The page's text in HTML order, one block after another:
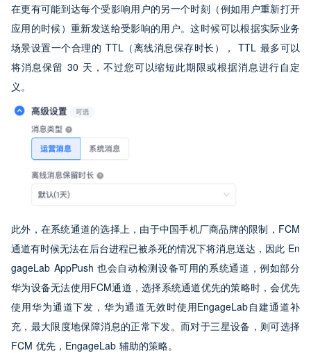
在更有可能到达每个受影响用户的另一个时刻（例如用户重新打开
应用的时候）重新发送给受影响的用户。这时候可以根据实际业务
场景设置一个合理的 TTL（离线消息保存时长）， TTL 最多可以
将消息保留 30 天，不过您可以缩短此期限或根据消息进行自定
义。
此外，在系统通道的选择上，由于中国手机厂商品牌的限制，FCM
通道有时候无法在后台进程已被杀死的情况下将消息送达，因此 En
gageLab AppPush 也会自动检测设备可用的系统通道，例如部分
华为设备无法使用FCM通道，选择系统通道优先的策略时，会优先
使用华为通道下发，华为通道无效时使用EngageLab自建通道补
充，最大限度地保障消息的正常下发。而对于三星设备，则可选择
FCM 优先，EngageLab 辅助的策略。